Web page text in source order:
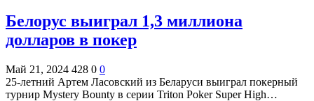
Белорус выиграл 1,3 миллиона
долларов в покер
Май 21, 2024 428 0 0
25-летний Артем Ласовский из Беларуси выиграл покерный
турнир Mystery Bounty в серии Triton Poker Super High…